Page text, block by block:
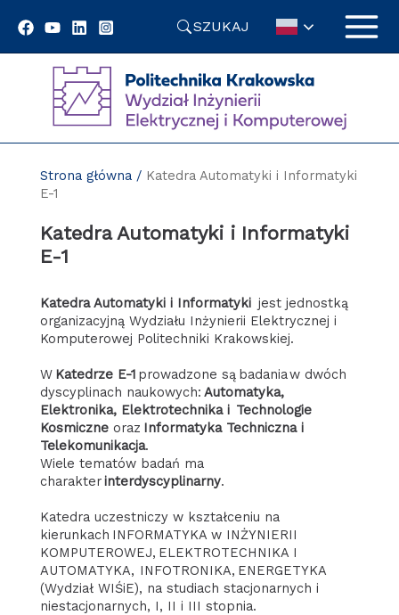
SZUKAJ
Strona główna/ Katedra Automatyki i Informatyki
E-1
Katedra Automatyki i Informatyki
E-1
Katedra Automatyki i Informatykijest jednostką
organizacyjną Wydziału Inżynierii Elektrycznej i
Komputerowej Politechniki Krakowskiej.
W Katedrze E-1prowadzone są badania w dwóch
dyscyplinach naukowych: Automatyka,
Elektronika, Elektrotechnika i Technologie
Kosmiczneoraz Informatyka Techniczna i
Telekomunikacja.
Wiele tematów badań ma
charakterinterdyscyplinarny.
Katedra uczestniczy w kształceniu na
kierunkach INFORMATYKA w INŻYNIERII
KOMPUTEROWEJ, ELEKTROTECHNIKA I
AUTOMATYKA, INFOTRONIKA, ENERGETYKA
(Wydział WIŚiE), na studiach stacjonarnych i
niestacjonarnych, I, II i III stopnia.